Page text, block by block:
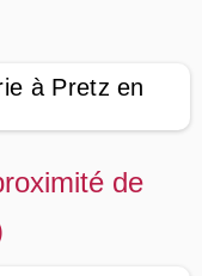
à Pretz en
de